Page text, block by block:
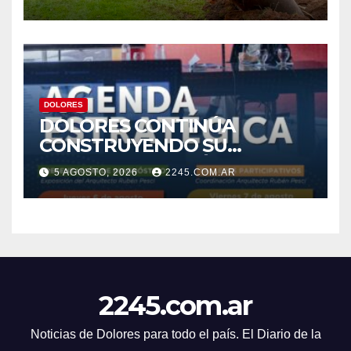
DESAGÜES
DOLORES
DOLORES CONTINÚA
CONSTRUYENDO SU
AGENDA ESTRATÉGICA CON
NUEVAS JORNADAS
PARTICIPATIVAS
5 AGOSTO, 2026 2245.COM.AR
2245.com.ar
Noticias de Dolores para todo el país. El Diario de la